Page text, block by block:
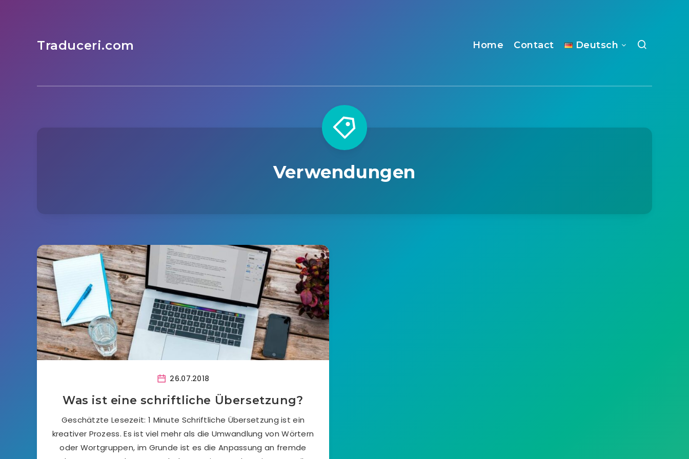
Traduceri.com Home Contact Deutsch
Verwendungen
26.07.2018
Was ist eine schriftliche Übersetzung?
Geschätzte Lesezeit: 1 Minute Schriftliche Übersetzung ist ein
kreativer Prozess. Es ist viel mehr als die Umwandlung von Wörtern
oder Wortgruppen, im Grunde ist es die Anpassung an fremde